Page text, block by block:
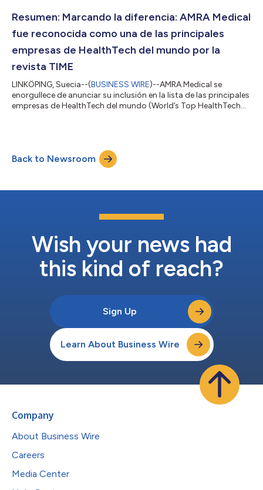
tercera entrada de BCP Scan en un nuevo mercado en 2025
Resumen: Marcando la diferencia: AMRA Medical
fue reconocida como una de las principales
empresas de HealthTech del mundo por la
revista TIME
LINKÖPING, Suecia--(BUSINESS WIRE)--AMRA Medical se
enorgullece de anunciar su inclusión en la lista de las principales
empresas de HealthTech del mundo (World’s Top HealthTech
transformación del cuidado de la salud. La selección, que llega
apenas una semana después de celebrar 15 años de progreso e
innovación de AMRA en el...
Back to Newsroom
Wish your news had
this kind of reach?
Sign Up
Learn About Business Wire
Company
About Business Wire
Careers
Media Center